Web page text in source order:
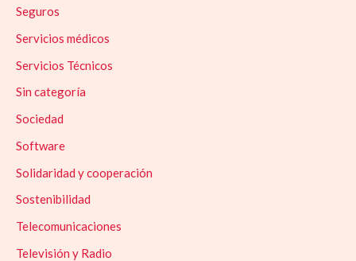
Seguros
Servicios médicos
Servicios Técnicos
Sin categoría
Sociedad
Software
Solidaridad y cooperación
Sostenibilidad
Telecomunicaciones
Televisión y Radio